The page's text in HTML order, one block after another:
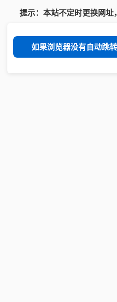
提示：本站不定时更换网址
如果浏览器没有自动跳